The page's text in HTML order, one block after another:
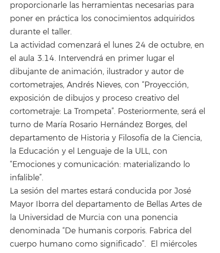
proporcionarle las herramientas necesarias para
poner en práctica los conocimientos adquiridos
durante el taller.
La actividad comenzará el lunes 24 de octubre, en
el aula 3.14. Intervendrá en primer lugar el
dibujante de animación, ilustrador y autor de
cortometrajes, Andrés Nieves, con “Proyección,
exposición de dibujos y proceso creativo del
cortometraje: La Trompeta”. Posteriormente, será el
turno de María Rosario Hernández Borges, del
departamento de Historia y Filosofía de la Ciencia,
la Educación y el Lenguaje de la ULL, con
“Emociones y comunicación: materializando lo
infalible”.
La sesión del martes estará conducida por José
Mayor Iborra del departamento de Bellas Artes de
la Universidad de Murcia con una ponencia
denominada “De humanis corporis. Fabrica del
cuerpo humano como significado”. El miércoles